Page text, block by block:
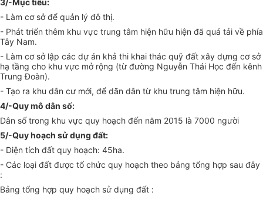
3/-Mục tiêu:
- Làm cơ sở để quản lý đô thị.
- Phát triển thêm khu vực trung tâm hiện hữu hiện đã quá tải về phía
Tây Nam.
- Làm cơ sở lập các dự án khả thi khai thác quỹ đất xây dựng cơ sở
hạ tầng cho khu vực mở rộng (từ đường Nguyễn Thái Học đến kênh
Trung Đoàn).
- Tạo ra khu dân cư mới, để dãn dân từ khu trung tâm hiện hữu.
4/-Quy mô dân số:
Dân số trong khu vực quy hoạch đến năm 2015 là 7000 người
5/-Quy hoạch sử dụng đất:
- Diện tích đất quy hoạch: 45ha.
- Các loại đất được tổ chức quy hoạch theo bảng tổng hợp sau đây
:
Bảng tổng hợp quy hoạch sử dụng đất :